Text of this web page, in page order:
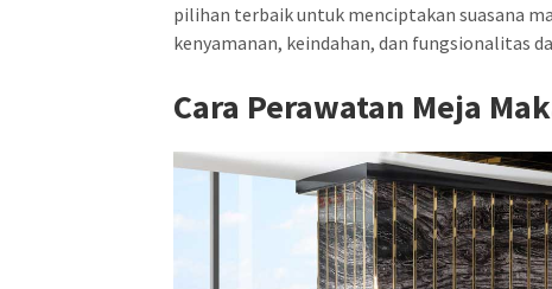
pilihan terbaik untuk menciptakan suasana
kenyamanan, keindahan, dan fungsionalitas
Cara Perawatan Meja